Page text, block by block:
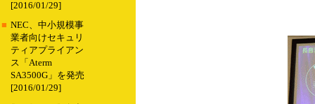
[2016/01/29]
■ NEC、中小規模事
業者向けセキュリ
ティアプライアン
ス「Aterm
SA3500G」を発売
[2016/01/29]